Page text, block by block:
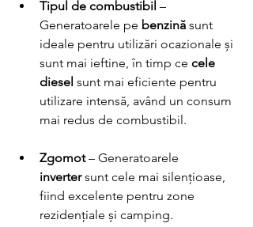
Tipul de combustibil –
Generatoarele pe benzină sunt
ideale pentru utilizări ocazionale și
sunt mai ieftine, în timp ce cele
diesel sunt mai eficiente pentru
utilizare intensă, având un consum
mai redus de combustibil.
Zgomot – Generatoarele
inverter sunt cele mai silențioase,
fiind excelente pentru zone
rezidențiale și camping.